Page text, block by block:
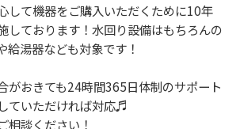
して機器をご購入いただくために10年
しております！水回り設備はもちろんの
給湯器なども対象です！
がおきても24時間365日体制のサポート
ていただければ対応♬
相談ください！